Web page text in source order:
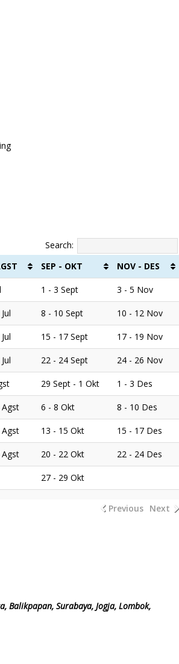
Search:
SEP - OKT NOV - DES
1 - 3 Sept 3 - 5 Nov
8 - 10 Sept 10 - 12 Nov
15 - 17 Sept 17 - 19 Nov
22 - 24 Sept 24 - 26 Nov
29 Sept - 1 Okt 1 - 3 Des
6 - 8 Okt 8 - 10 Des
13 - 15 Okt 15 - 17 Des
20 - 22 Okt 22 - 24 Des
27 - 29 Okt
Previous Next
Balikpapan, Surabaya, Jogja, Lombok,